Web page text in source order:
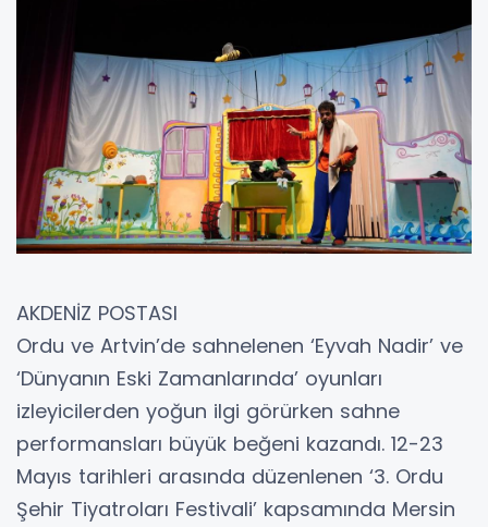
AKDENİZ POSTASI
Ordu ve Artvin’de sahnelenen ‘Eyvah Nadir’ ve
‘Dünyanın Eski Zamanlarında’ oyunları
izleyicilerden yoğun ilgi görürken sahne
performansları büyük beğeni kazandı. 12-23
Mayıs tarihleri arasında düzenlenen ‘3. Ordu
Şehir Tiyatroları Festivali’ kapsamında Mersin